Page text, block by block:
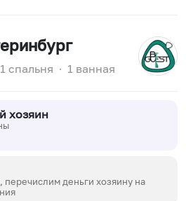
1 спальня ∙ 1 ванная
хозяин
перечислим деньги хозяину на